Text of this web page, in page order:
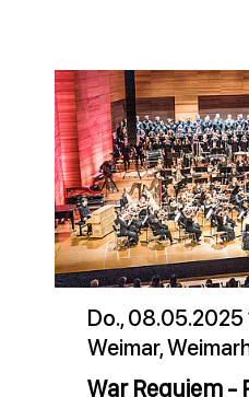
Do., 08.05.2025
Weimar,
War Requiem -